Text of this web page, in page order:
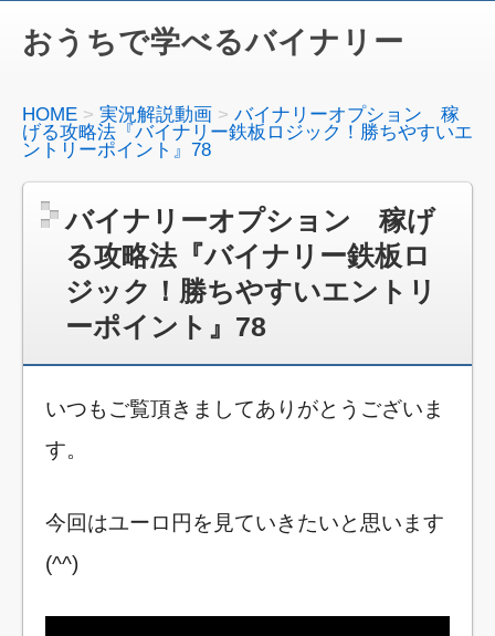
おうちで学べるバイナリー
HOME 実況解説動画
バイナリーオプション 稼
げる攻略法『バイナリー鉄板ロジック！勝ちやすいエ
ントリーポイント』78
バイナリーオプション 稼げ
る攻略法『バイナリー鉄板ロ
ジック！勝ちやすいエントリ
ーポイント』78
いつもご覧頂きましてありがとうございま
す。
今回はユーロ円を見ていきたいと思います
(^^)